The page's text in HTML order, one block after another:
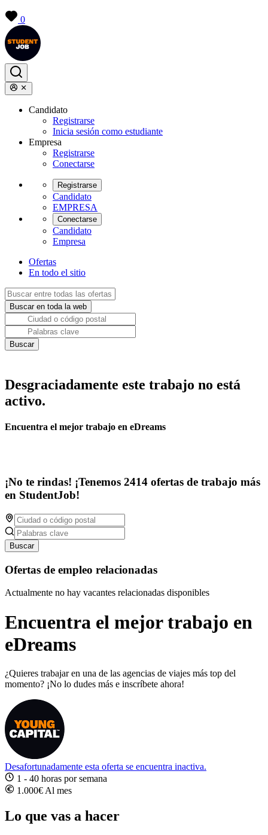
0
Candidato
Registrarse
Inicia sesión como estudiante
Empresa
Registrarse
Conectarse
Registrarse
Candidato
EMPRESA
Conectarse
Candidato
Empresa
Ofertas
En todo el sitio
Desgraciadamente este trabajo no está
activo.
Encuentra el mejor trabajo en eDreams
¡No te rindas! ¡Tenemos 2414 ofertas de trabajo más
en StudentJob!
Buscar
Ofertas de empleo relacionadas
Actualmente no hay vacantes relacionadas disponibles
Encuentra el mejor trabajo en
eDreams
¿Quieres trabajar en una de las agencias de viajes más top del
momento? ¡No lo dudes más e inscríbete ahora!
Desafortunadamente esta oferta se encuentra inactiva.
1 - 40 horas por semana
1.000€ Al mes
Lo que vas a hacer